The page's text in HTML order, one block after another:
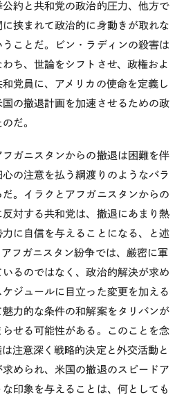
約と共和党の政治的圧力、他方で
挟まれて政治的に身動きが取れな
ことだ。ビン・ラディンの殺害は
ち、世論をシフトさせ、政権およ
党員に、アメリカの使命を定義し
の撤退計画を加速させるための政
だ。
ガニスタンからの撤退は困難を伴
の注意を払う綱渡りのようなバラ
。イラクとアフガニスタンからの
対する共和党は、撤退にあまり熱
に自信を与えることになる、と述
フガニスタン紛争では、厳密に軍
るのではなく、政治的解決が求め
ジュールに目立った変更を加える
力的な条件の和解案をタリバンが
せる可能性がある。このことを念
注意深く戦略的決定と外交活動と
められ、米国の撤退のスピードア
印象を与えることは、何としても